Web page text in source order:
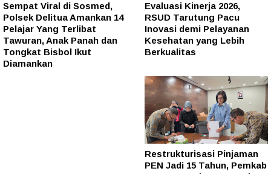
Sempat Viral di Sosmed,
Polsek Delitua Amankan 14
Pelajar Yang Terlibat
Tawuran, Anak Panah dan
Tongkat Bisbol Ikut
Diamankan
Evaluasi Kinerja 2026,
RSUD Tarutung Pacu
Inovasi demi Pelayanan
Kesehatan yang Lebih
Berkualitas
Restrukturisasi Pinjaman
PEN Jadi 15 Tahun, Pemkab